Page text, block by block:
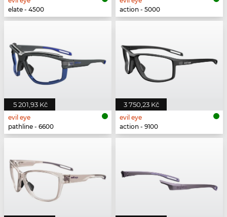
elate - 4500
action - 5000
5 201,93 Kč
evil eye
pathline - 6600
3 750,23 Kč
evil eye
action - 9100